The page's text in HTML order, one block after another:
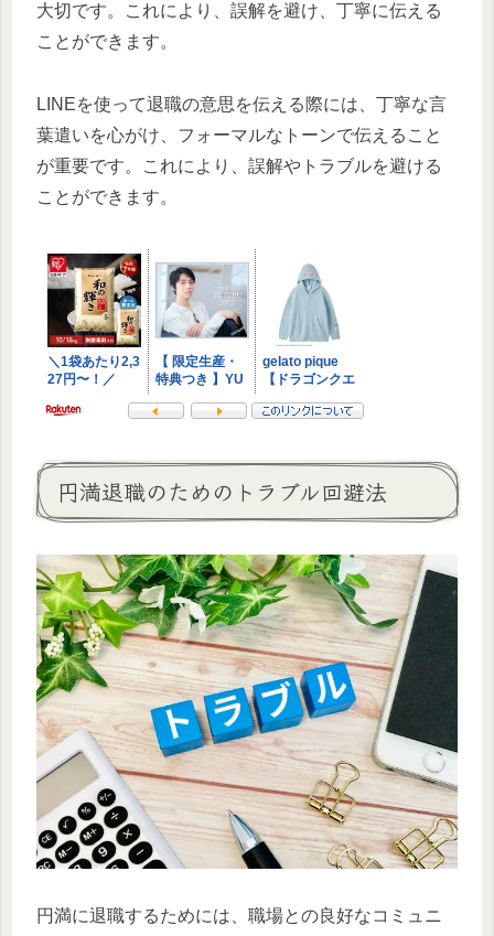
大切です。これにより、誤解を避け、丁寧に伝える
ことができます。
LINEを使って退職の意思を伝える際には、丁寧な言
葉遣いを心がけ、フォーマルなトーンで伝えること
が重要です。これにより、誤解やトラブルを避ける
ことができます。
円満退職のためのトラブル回避法
円満に退職するためには、職場との良好なコミュニ